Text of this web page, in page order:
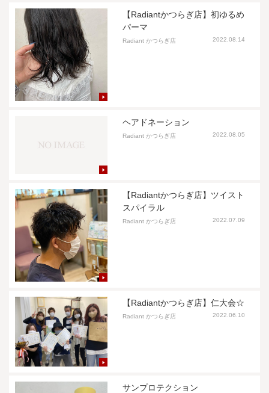
【Radiantかつらぎ店】初ゆるめ
パーマ
Radiant かつらぎ店 2022.08.14
ヘアドネーション
Radiant かつらぎ店 2022.08.05
【Radiantかつらぎ店】ツイスト
スパイラル
Radiant かつらぎ店 2022.07.09
【Radiantかつらぎ店】仁大会☆
Radiant かつらぎ店 2022.06.10
サンプロテクション